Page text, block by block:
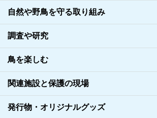
自然や野鳥を守る取り組み
調査や研究
鳥を楽しむ
関連施設と保護の現場
発行物・オリジナルグッズ